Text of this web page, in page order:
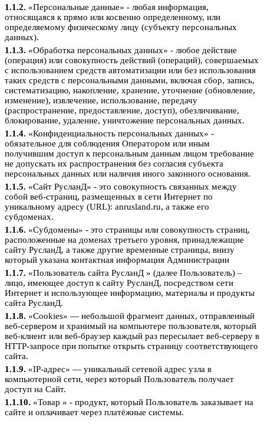
1.1.2. «Персональные данные» - любая информация,
относящаяся к прямо или косвенно определенному, или
определяемому физическому лицу (субъекту персональных
данных).
1.1.3. «Обработка персональных данных» - любое действие
(операция) или совокупность действий (операций), совершаемых
с использованием средств автоматизации или без использования
таких средств с персональными данными, включая сбор, запись,
систематизацию, накопление, хранение, уточнение (обновление,
изменение), извлечение, использование, передачу
(распространение, предоставление, доступ), обезличивание,
блокирование, удаление, уничтожение персональных данных.
1.1.4. «Конфиденциальность персональных данных» -
обязательное для соблюдения Оператором или иным
получившим доступ к персональным данным лицом требование
не допускать их распространения без согласия субъекта
персональных данных или наличия иного законного основания.
1.1.5. «Сайт РусланД» - это совокупность связанных между
собой веб-страниц, размещенных в сети Интернет по
уникальному адресу (URL): anrusland.ru, а также его
субдоменах.
1.1.6. «Субдомены» - это страницы или совокупность страниц,
расположенные на доменах третьего уровня, принадлежащие
сайту РусланД, а также другие временные страницы, внизу
который указана контактная информация Администрации
1.1.7. «Пользователь сайта РусланД » (далее Пользователь) –
лицо, имеющее доступ к сайту РусланД, посредством сети
Интернет и использующее информацию, материалы и продукты
сайта РусланД.
1.1.8. «Cookies» — небольшой фрагмент данных, отправленный
веб-сервером и хранимый на компьютере пользователя, который
веб-клиент или веб-браузер каждый раз пересылает веб-серверу в
HTTP-запросе при попытке открыть страницу соответствующего
сайта.
1.1.9. «IP-адрес» — уникальный сетевой адрес узла в
компьютерной сети, через который Пользователь получает
доступ на Сайт.
1.1.10. «Товар » - продукт, который Пользователь заказывает на
сайте и оплачивает через платёжные системы.